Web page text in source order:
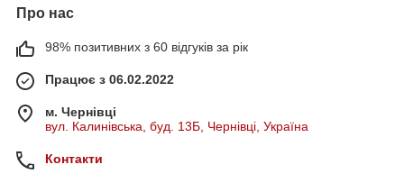
Про нас
98% позитивних з 60 відгуків за рік
Працює з 06.02.2022
м. Чернівці
вул. Калинівська, буд. 13Б, Чернівці, Україна
Контакти